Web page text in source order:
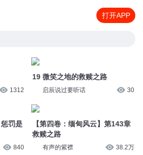
打开APP
1312
惩罚是
840
19 微笑之地的救赎之路
启辰说过要听话 30
【第四卷：缅甸风云】第143章
救赎之路
有声的紫襟 38.2万